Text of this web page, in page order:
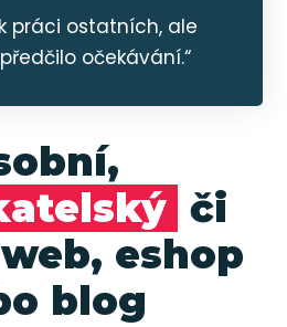
práci ostatních, ale
očekávání.“
či
eshop
blog